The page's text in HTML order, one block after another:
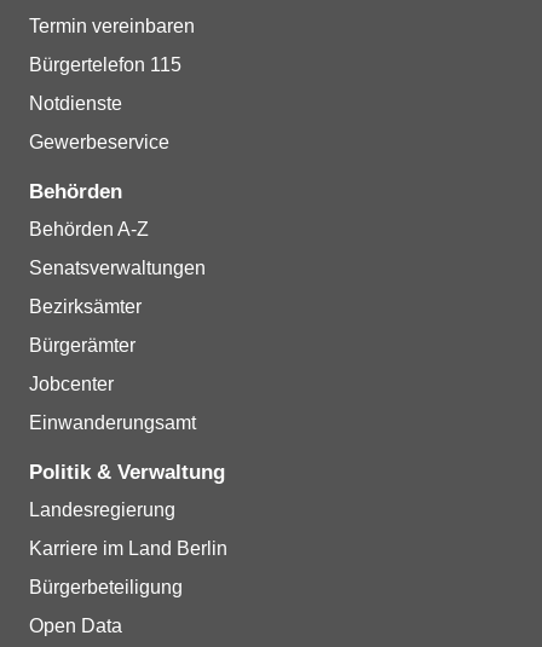
Termin vereinbaren
Bürgertelefon 115
Notdienste
Gewerbeservice
Behörden
Behörden A-Z
Senatsverwaltungen
Bezirksämter
Bürgerämter
Jobcenter
Einwanderungsamt
Politik & Verwaltung
Landesregierung
Karriere im Land Berlin
Bürgerbeteiligung
Open Data